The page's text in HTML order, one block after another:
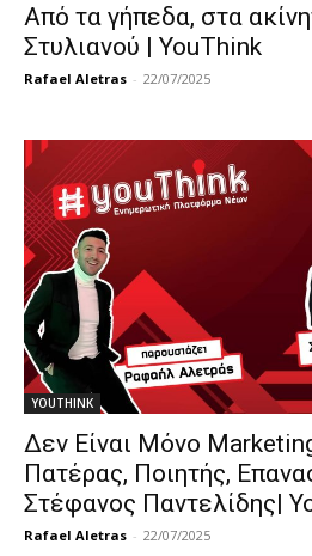
Από τα γήπεδα, στα
Στυλιανού | YouThink
Rafael Aletras - 22/07/2025
YOUTHINK
Δεν Είναι Μόνο
Πατέρας, Ποιητής,
Στέφανος Παντελίδης|
Rafael Aletras - 22/07/2025